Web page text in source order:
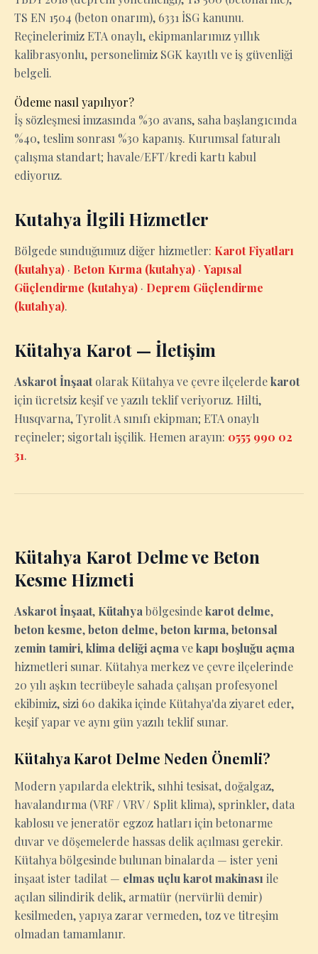
TS EN 1504 (beton onarım), 6331 İSG kanunu.
Reçinelerimiz ETA onaylı, ekipmanlarımız yıllık
kalibrasyonlu, personelimiz SGK kayıtlı ve iş güvenliği
belgeli.
Ödeme nasıl yapılıyor?
İş sözleşmesi imzasında %30 avans, saha başlangıcında
%40, teslim sonrası %30 kapanış. Kurumsal faturalı
çalışma standart; havale/EFT/kredi kartı kabul
ediyoruz.
Kutahya İlgili Hizmetler
Bölgede sunduğumuz diğer hizmetler: Karot Fiyatları
(kutahya) · Beton Kırma (kutahya) · Yapısal
Güçlendirme (kutahya) · Deprem Güçlendirme
(kutahya).
Kütahya Karot — İletişim
Askarot İnşaatolarak Kütahya ve çevre ilçelerdekarot
için ücretsiz keşif ve yazılı teklif veriyoruz. Hilti,
Husqvarna, Tyrolit A sınıfı ekipman; ETA onaylı
reçineler; sigortalı işçilik. Hemen arayın: 0555 990 02
31.
Kütahya Karot Delme ve Beton
Kesme Hizmeti
Askarot İnşaat, Kütahya bölgesindekarot delme,
beton kesme,beton delme,beton kırma,betonsal
zemin tamiri,klima deliği açma vekapı boşluğu açma
hizmetleri sunar. Kütahya merkez ve çevre ilçelerinde
20 yılı aşkın tecrübeyle sahada çalışan profesyonel
ekibimiz, sizi 60 dakika içinde Kütahya'da ziyaret eder,
keşif yapar ve aynı gün yazılı teklif sunar.
Kütahya Karot Delme Neden Önemli?
Modern yapılarda elektrik, sıhhi tesisat, doğalgaz,
havalandırma (VRF / VRV / Split klima), sprinkler, data
kablosu ve jeneratör egzoz hatları için betonarme
duvar ve döşemelerde hassas delik açılması gerekir.
Kütahya bölgesinde bulunan binalarda — ister yeni
inşaat ister tadilat — elmas uçlu karot makinası ile
açılan silindirik delik, armatür (nervürlü demir)
kesilmeden, yapıya zarar vermeden, toz ve titreşim
olmadan tamamlanır.